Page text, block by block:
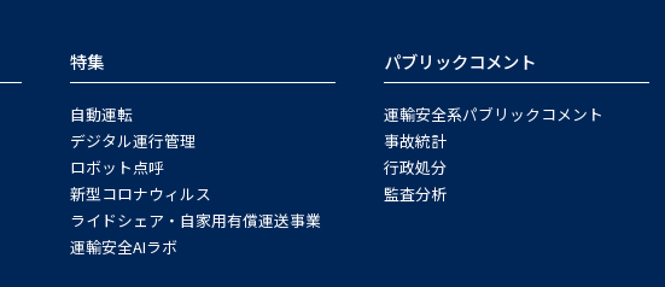
特集
自動運転
デジタル運行管理
ロボット点呼
新型コロナウィルス
ライドシェア・自家用有償運送事業
運輸安全AIラボ
パブリックコメント
運輸安全系パブリックコメント
事故統計
行政処分
監査分析